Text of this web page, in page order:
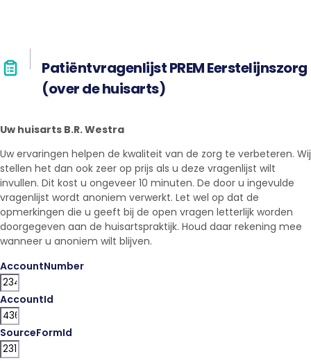
Patiëntvragenlijst PREM Eerstelijnszorg
(over de huisarts)
Uw huisarts B.R. Westra
Uw ervaringen helpen de kwaliteit van de zorg te verbeteren. Wij
stellen het dan ook zeer op prijs als u deze vragenlijst wilt
invullen. Dit kost u ongeveer 10 minuten. De door u ingevulde
vragenlijst wordt anoniem verwerkt. Let wel op dat de
opmerkingen die u geeft bij de open vragen letterlijk worden
doorgegeven aan de huisartspraktijk. Houd daar rekening mee
wanneer u anoniem wilt blijven.
AccountNumber
AccountId
SourceFormId